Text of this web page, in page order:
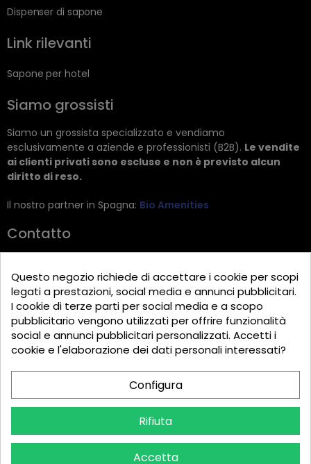
Dispenser di sapone
Link rilevanti
Sapone per hotel
Siamo grossisti
Siamo un grossista specializzato e vendiamo
esclusivamente a aziende e professionisti (B2B). Le vendite
ai clienti privati sono escluse e non è previsto alcun
diritto di reso.
Il nostro partner in Spagna: Bio Amenities
Contatto
Zietenstr. 9
12244 Berlin
Tel: +49 (0)30 2357 3470
info@top-amenities.com
Questo negozio richiede di accettare i cookie per scopi
legati a prestazioni, social media e annunci pubblicitari.
I cookie di terze parti per social media e a scopo
pubblicitario vengono utilizzati per offrire funzionalità
social e annunci pubblicitari personalizzati. Accetti i
cookie e l'elaborazione dei dati personali interessati?
Configura
Rifiuta
Accetta